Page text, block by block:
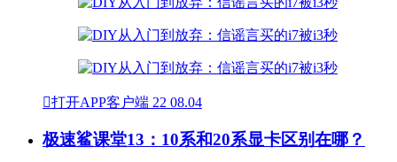
打开APP客户端 22 08.04
极速鲨课堂13：10系和20系显卡区别在哪？